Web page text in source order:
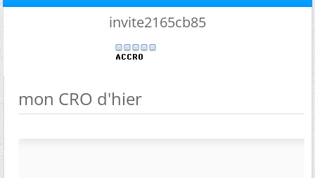
invite2165cb85
mon CRO d'hier